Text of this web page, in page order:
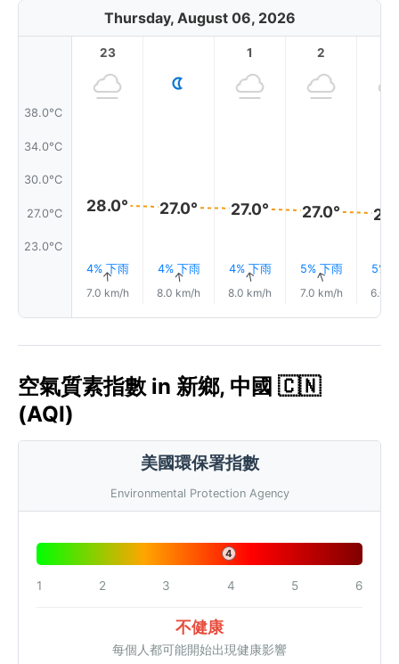
Thursday, August 06, 2026
38.0°C
34.0°C
30.0°C
27.0°C
23.0°C
23
28.0°
4% 下雨
↑
7.0 km/h
27.0°
4% 下雨
↑
8.0 km/h
1
27.0°
4% 下雨
↑
8.0 km/h
2
27.0°
5% 下雨
↑
7.0 km/h
5%
6.0
空氣質素指數 in 新鄉, 中國 🇨🇳
(AQI)
美國環保署指數
Environmental Protection Agency
4
1 2 3 4 5 6
不健康
每個人都可能開始出現健康影響